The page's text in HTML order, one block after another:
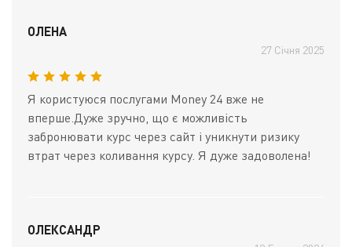
ОЛЕНА
27 Січня 2025
Я користуюся послугами Money 24 вже не
вперше.Дуже зручно, що є можливість
забронювати курс через сайт і уникнути ризику
втрат через коливання курсу. Я дуже задоволена!
ОЛЕКСАНДР